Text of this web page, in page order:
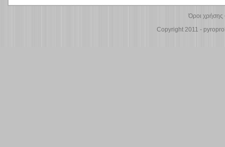
Όροι χρήσης
Copyright 2011 -